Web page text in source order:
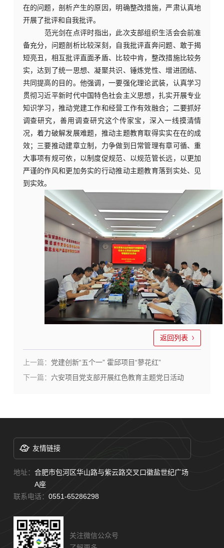
在的问题，剖析产生的原因，明确整改措施，严肃认真地
开展了批评和自我批评。
范光剑在点评时指出，此次支部组织生活会会前准
备充分，问题剖析比较深刻，自我批评直奔问题、敢于揭
短亮丑，相互批评直面矛盾、比较中肯，整改措施比较务
实，达到了统一思想、凝聚共识、锤炼党性、增进团结、
共同提高的目的。他强调，一要强化理论武装，认真学习
贯彻习近平新时代中国特色社会主义思想，扎实开展专业
知识学习，推动党建工作和经营工作有效融合；二要抓好
调查研究，善用调查研究这个传家宝，深入一线摸清情
况，着力破解发展难题，推动主题教育取得实实在在的成
效； 三要推动建章立制，力争做到日常管理有章可循、重
大事项有规可依，以制度促规范、以规范管长远，以更加
严谨的作风和更加务实的行动推动主题教育落到实处、见
到实效。
返回列表
上一篇： 党建创新“五个一” 霍邱项目“蓼花红”
下一篇： 六安项目党支部开展红色教育主题党日活动
友情链接
地址： 合肥市包河区华山路与紫云路交叉口徽盐世纪广场
A座
联系电话： 0551-65286298
关注微信公众号